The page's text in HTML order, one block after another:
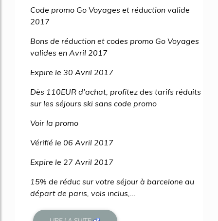
Code promo Go Voyages et réduction valide
2017
Bons de réduction et codes promo Go Voyages
valides en Avril 2017
Expire le 30 Avril 2017
Dès 110EUR d'achat, profitez des tarifs réduits
sur les séjours ski sans code promo
Voir la promo
Vérifié le 06 Avril 2017
Expire le 27 Avril 2017
15% de réduc sur votre séjour à barcelone au
départ de paris, vols inclus,...